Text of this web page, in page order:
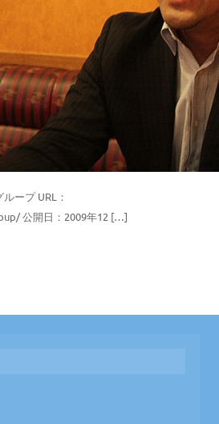
ープ URL：
公開日：2009年12 […]